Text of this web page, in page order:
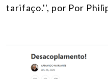
tarifaço.'', por Por